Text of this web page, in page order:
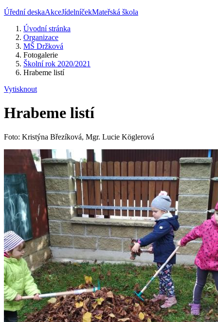
Úřední deskaAkceJídelníčekMateřská škola
Úvodní stránka
Organizace
MŠ Držková
Fotogalerie
Školní rok 2020/2021
Hrabeme listí
Vytisknout
Hrabeme listí
Foto: Kristýna Březíková, Mgr. Lucie Köglerová